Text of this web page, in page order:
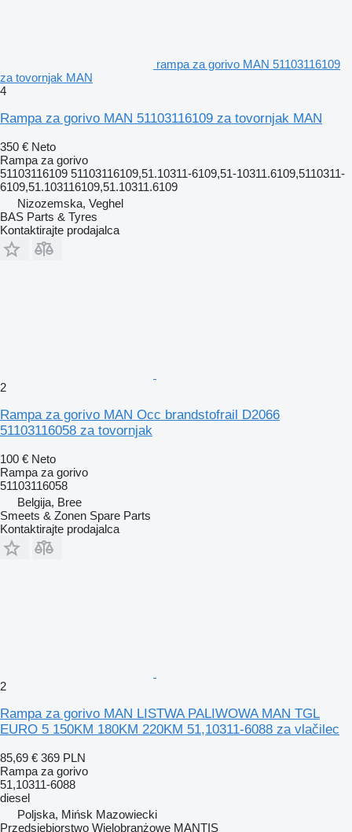
rampa za gorivo MAN 51103116109
za tovornjak MAN
4
Rampa za gorivo MAN 51103116109 za tovornjak MAN
350 € Neto
Rampa za gorivo
51103116109 51103116109,51.10311-6109,51-10311.6109,5110311-
6109,51.103116109,51.10311.6109
Nizozemska, Veghel
BAS Parts & Tyres
Kontaktirajte prodajalca
2
Rampa za gorivo MAN Occ brandstofrail D2066
51103116058 za tovornjak
100 € Neto
Rampa za gorivo
51103116058
Belgija, Bree
Smeets & Zonen Spare Parts
Kontaktirajte prodajalca
2
Rampa za gorivo MAN LISTWA PALIWOWA MAN TGL
EURO 5 150KM 180KM 220KM 51,10311-6088 za vlačilec
85,69 € 369 PLN
Rampa za gorivo
51,10311-6088
diesel
Poljska, Mińsk Mazowiecki
Przedsiębiorstwo Wielobranżowe MANTIS